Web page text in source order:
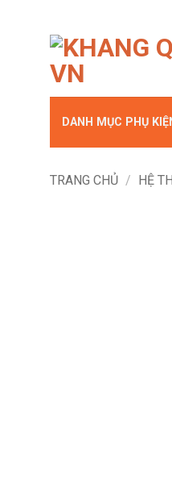
dung
DANH MỤC PHỤ
TRANG CHỦ / HỆ